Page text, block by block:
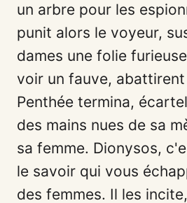
un arbre pour les
punit alors le voyeur,
dames une folie
voir un fauve,
Penthée termina,
des mains nues de sa
sa femme. Dionysos,
le savoir qui vous
des femmes. Il les